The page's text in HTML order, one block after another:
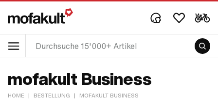
mofakult Business
HOME | BESTELLUNG | MOFAKULT BUSINESS